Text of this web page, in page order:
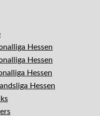
Hessen
Hessen
Hessen
Hessen